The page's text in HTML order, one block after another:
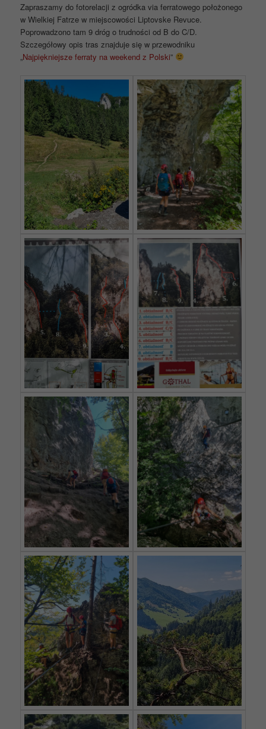
Zapraszamy do fotorelacji z ogródka via ferratowego położonego
w Wielkiej Fatrze w miejscowości Liptovske Revuce.
Poprowadzono tam 9 dróg o trudności od B do C/D.
Szczegółowy opis tras znajduje się w przewodniku
„Najpiękniejsze ferraty na weekend z Polski”